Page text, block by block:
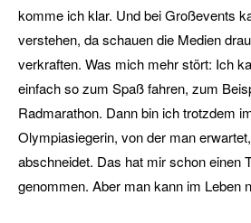
komme ich klar. Und bei Großevents
verstehen, da schauen die Medien
verkraften. Was mich mehr stört: Ich
einfach so zum Spaß fahren, zum
Radmarathon. Dann bin ich trotzdem
Olympiasiegerin, von der man
abschneidet. Das hat mir schon einen
genommen. Aber man kann im Leben